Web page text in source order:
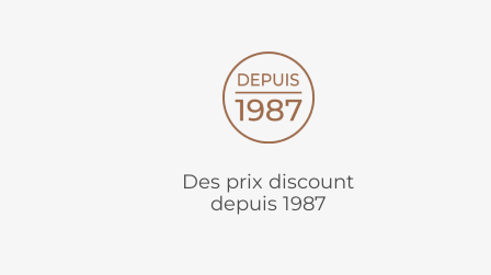
Des prix discount
depuis 1987